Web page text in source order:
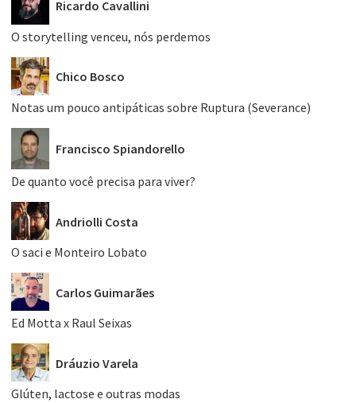
Ricardo Cavallini
O storytelling venceu, nós perdemos
Chico Bosco
Notas um pouco antipáticas sobre Ruptura (Severance)
Francisco Spiandorello
De quanto você precisa para viver?
Andriolli Costa
O saci e Monteiro Lobato
Carlos Guimarães
Ed Motta x Raul Seixas
Dráuzio Varela
Glúten, lactose e outras modas